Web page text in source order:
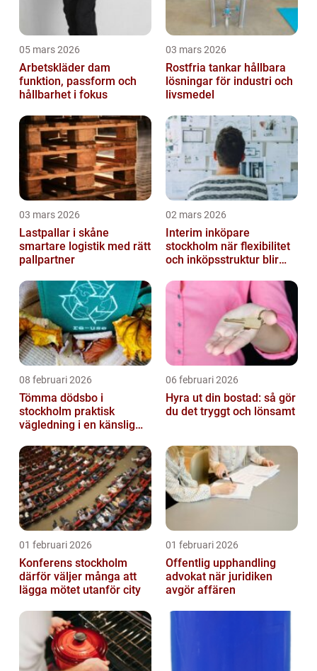
05 mars 2026
Arbetskläder dam
funktion, passform och
hållbarhet i fokus
03 mars 2026
Rostfria tankar hållbara
lösningar för industri och
livsmedel
03 mars 2026
Lastpallar i skåne
smartare logistik med rätt
pallpartner
02 mars 2026
Interim inköpare
stockholm när flexibilitet
och inköpsstruktur blir
08 februari 2026
Tömma dödsbo i
stockholm praktisk
vägledning i en känslig
06 februari 2026
Hyra ut din bostad: så gör
du det tryggt och lönsamt
01 februari 2026
Konferens stockholm
därför väljer många att
lägga mötet utanför city
01 februari 2026
Offentlig upphandling
advokat när juridiken
avgör affären